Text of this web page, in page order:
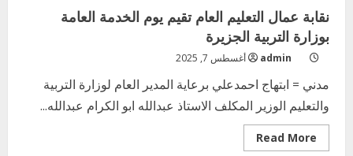
التربية
الجزيرة
تزف
البشرى
للعاملين
بالوزارة
نقابة عمال التعليم العام تقيم يوم الخدمة العامة
بوزارة التربية الجزيرة
admin أغسطس 7, 2025
مدني = ابتهاج احمدعلي برعاية المدير العام لوزارة التربية
والتعليم الوزير المكلف الاستاذ عبدالله ابو الكرام عبدالله...
Read More
more